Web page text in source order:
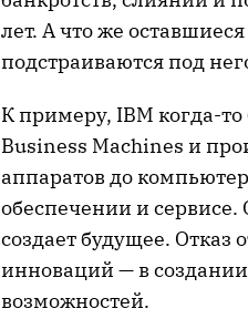
лет. А что же
подстраиваются под
К примеру, IBM когда-
Business Machines и
аппаратов до
обеспечении и сервисе.
создает будущее. Отказ
инноваций — в
возможностей.